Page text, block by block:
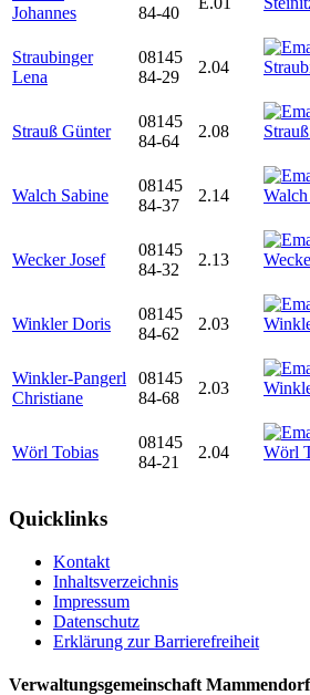
Johannes
84-40
Straubinger
Lena
08145
84-29
2.04
Strauß Günter
08145
84-64
2.08
Walch Sabine
08145
84-37
2.14
Wecker Josef
08145
84-32
2.13
Winkler Doris
08145
84-62
2.03
Winkler-Pangerl
Christiane
08145
84-68
2.03
Wörl Tobias
08145
84-21
2.04
Quicklinks
Kontakt
Inhaltsverzeichnis
Impressum
Datenschutz
Erklärung zur Barrierefreiheit
Verwaltungsgemeinschaft Mammendorf